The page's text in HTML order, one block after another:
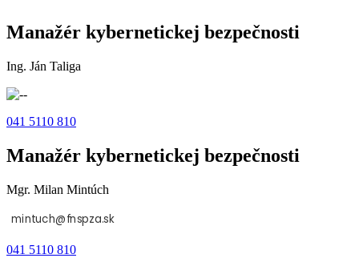
Manažér kybernetickej bezpečnosti
Ing. Ján Taliga
041 5110 810
Manažér kybernetickej bezpečnosti
Mgr. Milan Mintúch
041 5110 810